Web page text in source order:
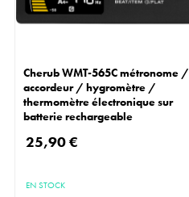
Cherub WMT-565C métronome /
accordeur / hygromètre /
thermomètre électronique sur
batterie rechargeable
25,90 €
EN STOCK